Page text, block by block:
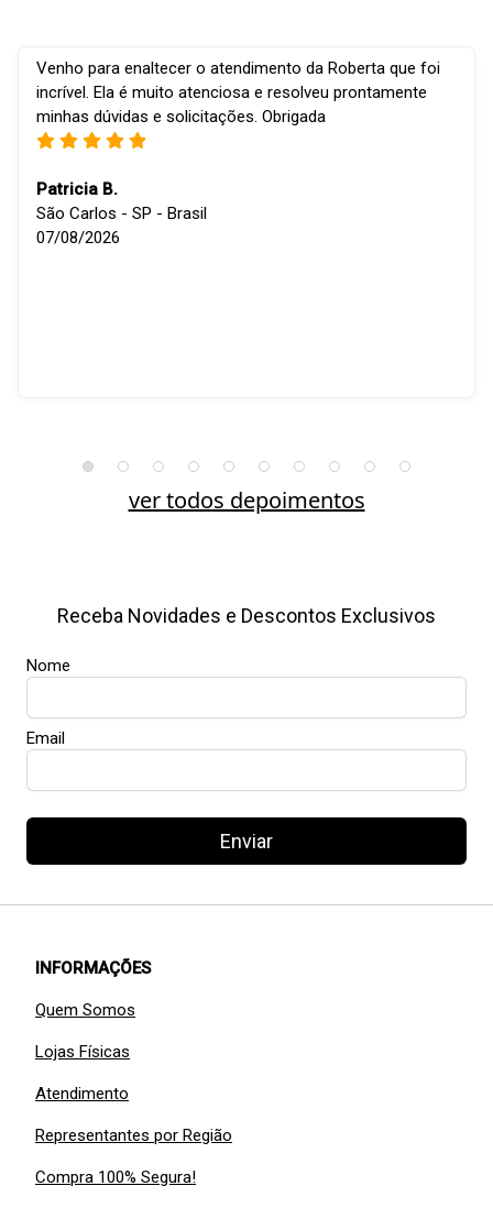
Venho para enaltecer o atendimento da Roberta que foi
incrível. Ela é muito atenciosa e resolveu prontamente
minhas dúvidas e solicitações. Obrigada
Patricia B.
São Carlos - SP - Brasil
07/08/2026
ver todos depoimentos
Receba Novidades e Descontos Exclusivos
Nome
Email
Enviar
INFORMAÇÕES
Quem Somos
Lojas Físicas
Atendimento
Representantes por Região
Compra 100% Segura!